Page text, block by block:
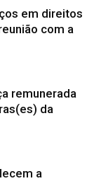
em direitos
com a
remunerada
da
a